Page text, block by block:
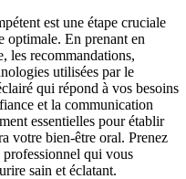
est une étape cruciale
optimale. En prenant en
les recommandations,
utilisées par le
qui répond à vos besoins
et la communication
essentielles pour établir
votre bien-être oral. Prenez
professionnel qui vous
sain et éclatant.